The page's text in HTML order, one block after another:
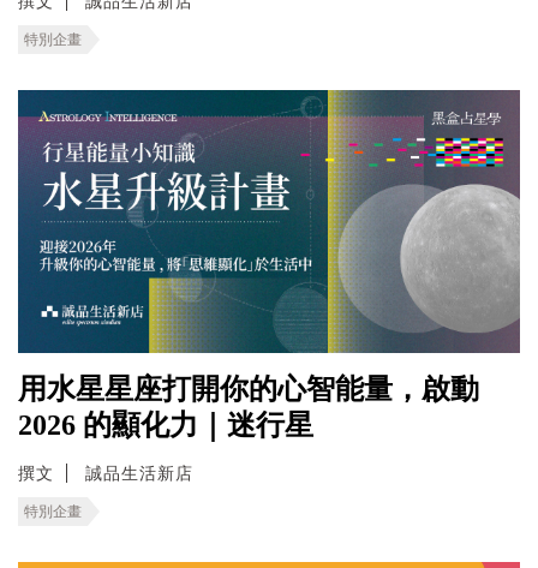
特別企畫
用水星星座打開你的心智能量，啟動
2026 的顯化力｜迷行星
撰文 誠品生活新店
特別企畫